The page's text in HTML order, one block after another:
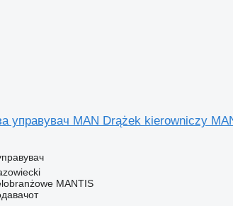
управувач MAN Drążek kierowniczy
MANTIS